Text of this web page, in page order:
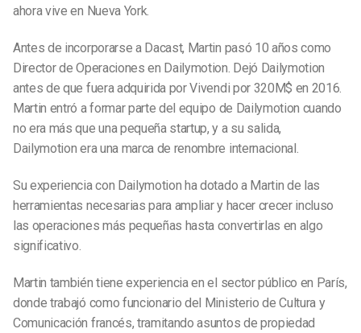
ahora vive en Nueva York.
Antes de incorporarse a Dacast, Martin pasó 10 años como
Director de Operaciones en Dailymotion. Dejó Dailymotion
antes de que fuera adquirida por Vivendi por 320M$ en 2016.
Martin entró a formar parte del equipo de Dailymotion cuando
no era más que una pequeña startup, y a su salida,
Dailymotion era una marca de renombre internacional.
Su experiencia con Dailymotion ha dotado a Martin de las
herramientas necesarias para ampliar y hacer crecer incluso
las operaciones más pequeñas hasta convertirlas en algo
significativo.
Martin también tiene experiencia en el sector público en París,
donde trabajó como funcionario del Ministerio de Cultura y
Comunicación francés, tramitando asuntos de propiedad